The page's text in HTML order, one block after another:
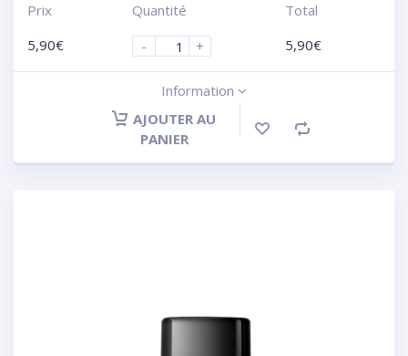
Prix
5,90€
Quantité
-
+
Total
5,90€
Information
AJOUTER AU
PANIER